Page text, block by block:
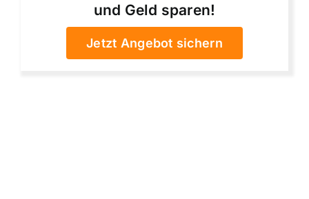
und Geld sparen!
Jetzt Angebot sichern